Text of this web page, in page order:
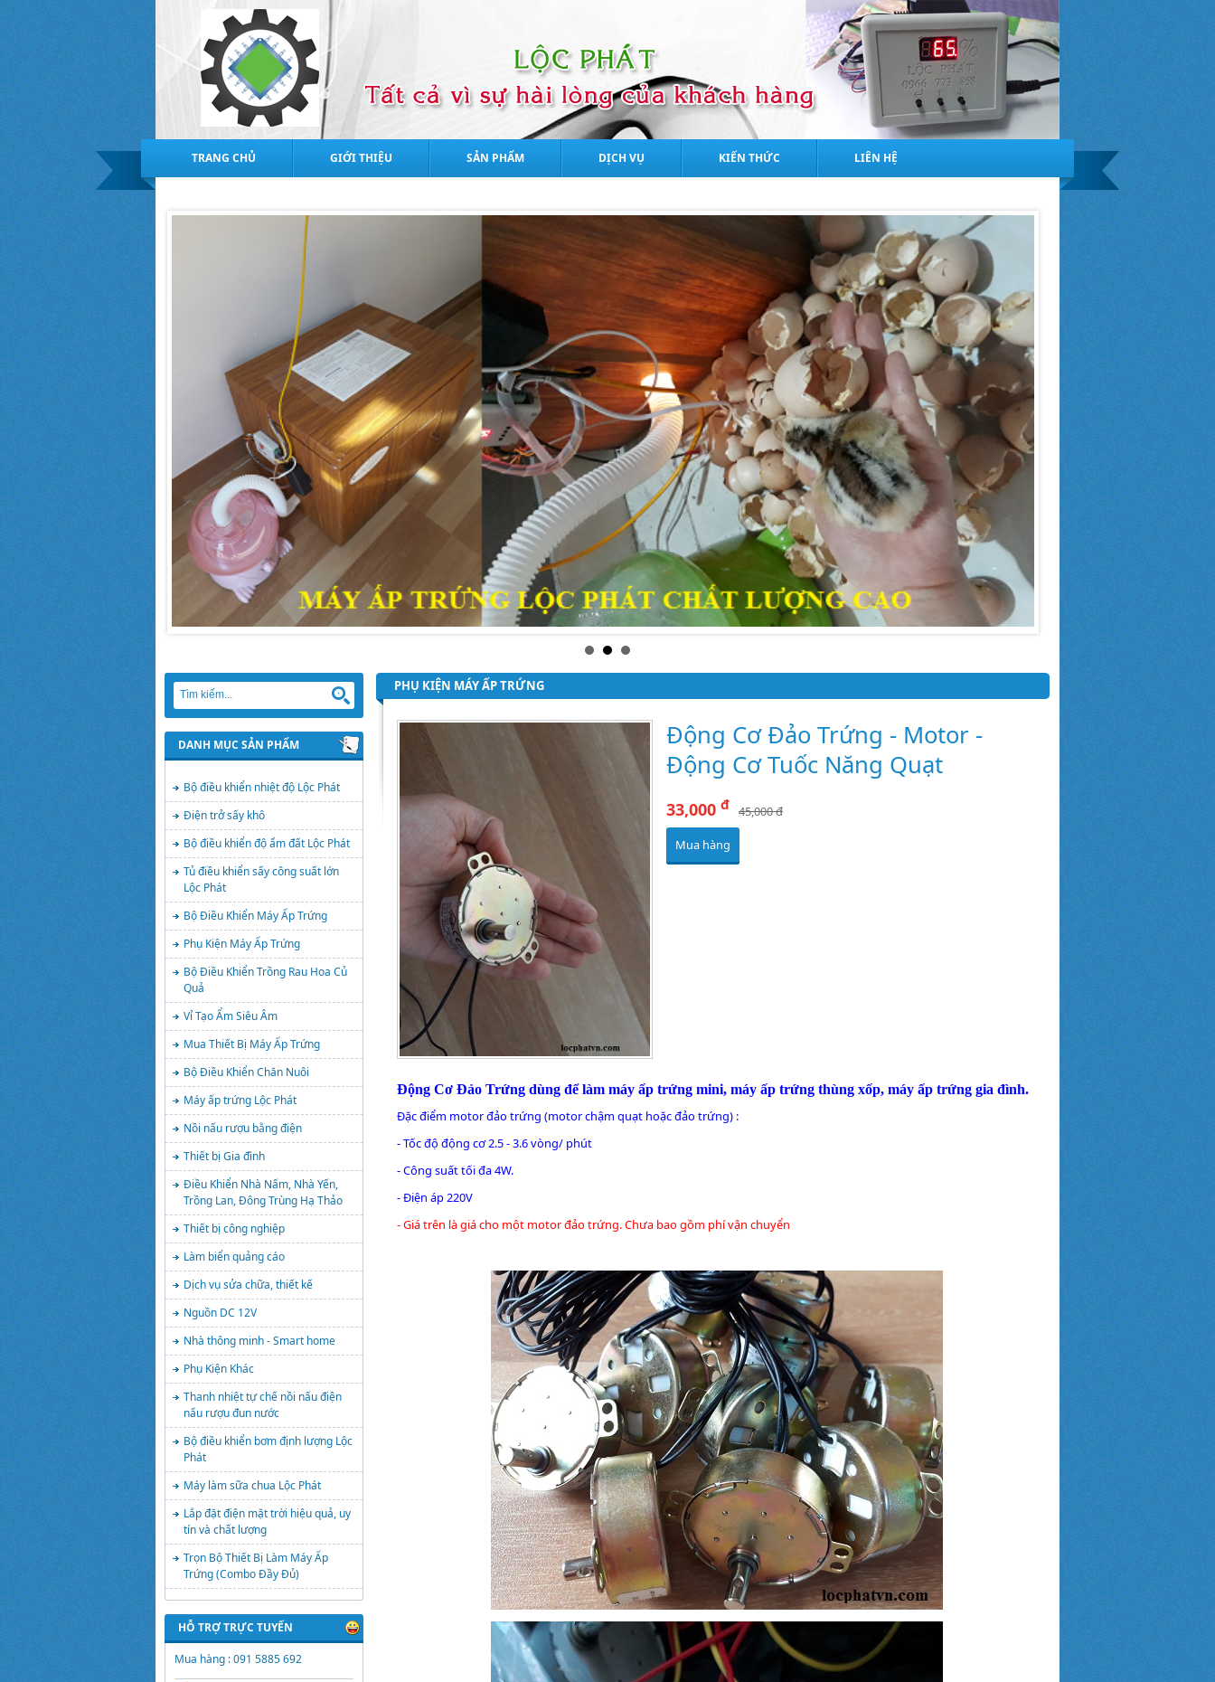
TRANG CHỦ GIỚI THIỆU SẢN PHẨM DỊCH VỤ KIẾN THỨC LIÊN HỆ
PHỤ KIỆN MÁY ẤP TRỨNG
Động Cơ Đảo Trứng - Motor -
Động Cơ Tuốc Năng Quạt
33,000đ 45,000 đ
Mua hàng
Động Cơ Đảo Trứng dùng để làm máy ấp trứng mini, máy ấp trứng thùng xốp, máy ấp trứng gia đình.
Đặc điểm motor đảo trứng (motor chậm quạt hoặc đảo trứng) :
- Tốc độ động cơ 2.5 - 3.6 vòng/ phút
- Công suất tối đa 4W.
- Điện áp 220V
- Giá trên là giá cho một motor đảo trứng. Chưa bao gồm phí vận chuyển
DANH MỤC SẢN PHẨM
Bộ điều khiển nhiệt độ Lộc Phát
Điện trở sấy khô
Bộ điều khiển độ ẩm đất Lộc Phát
Tủ điều khiển sấy công suất lớn
Lộc Phát
Bộ Điều Khiển Máy Ấp Trứng
Phụ Kiện Máy Ấp Trứng
Bộ Điều Khiển Trồng Rau Hoa Củ
Quả
Vỉ Tạo Ẩm Siêu Âm
Mua Thiết Bị Máy Ấp Trứng
Bộ Điều Khiển Chăn Nuôi
Máy ấp trứng Lộc Phát
Nồi nấu rượu bằng điện
Thiết bị Gia đình
Điều Khiển Nhà Nấm, Nhà Yến,
Trồng Lan, Đông Trùng Hạ Thảo
Thiết bị công nghiệp
Làm biển quảng cáo
Dịch vụ sửa chữa, thiết kế
Nguồn DC 12V
Nhà thông minh - Smart home
Phụ Kiện Khác
Thanh nhiệt tự chế nồi nấu điện
nấu rượu đun nước
Bộ điều khiển bơm định lượng Lộc
Phát
Máy làm sữa chua Lộc Phát
Lắp đặt điện mặt trời hiệu quả, uy
tín và chất lượng
Trọn Bộ Thiết Bị Làm Máy Ấp
Trứng (Combo Đầy Đủ)
HỖ TRỢ TRỰC TUYẾN
Mua hàng : 091 5885 692